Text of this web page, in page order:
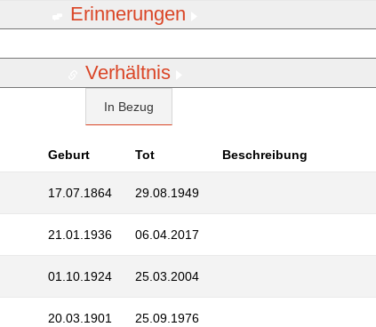
Erinnerungen
Verhältnis
In Bezug
Geburt Tot Beschreibung
17.07.1864 29.08.1949
21.01.1936 06.04.2017
01.10.1924 25.03.2004
20.03.1901 25.09.1976